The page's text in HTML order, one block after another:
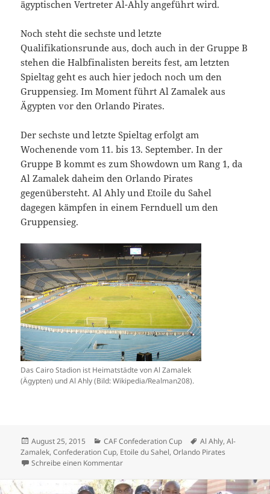
ägyptischen Vertreter Al-Ahly angeführt wird.
Noch steht die sechste und letzte
Qualifikationsrunde aus, doch auch in der Gruppe B
stehen die Halbfinalisten bereits fest, am letzten
Spieltag geht es auch hier jedoch noch um den
Gruppensieg. Im Moment führt Al Zamalek aus
Ägypten vor den Orlando Pirates.
Der sechste und letzte Spieltag erfolgt am
Wochenende vom 11. bis 13. September. In der
Gruppe B kommt es zum Showdown um Rang 1, da
Al Zamalek daheim den Orlando Pirates
gegenübersteht. Al Ahly und Etoile du Sahel
dagegen kämpfen in einem Fernduell um den
Gruppensieg.
Das Cairo Stadion ist Heimatstädte von Al Zamalek
(Ägypten) und Al Ahly (Bild: Wikipedia/Realman208).
Veröffentlicht
am
August 25, 2015 Kategorien
CAF Confederation Cup Schlagwörter
Al Ahly,Al-
Zamalek,Confederation Cup, Etoile du Sahel,Orlando Pirates
Schreibe einen Kommentarzu Dreimal Nord- einmal Südafrika im